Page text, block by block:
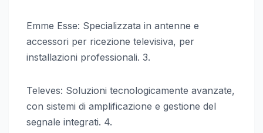
Emme Esse: Specializzata in antenne e
accessori per ricezione televisiva, per
installazioni professionali. 3.
Televes: Soluzioni tecnologicamente avanzate,
con sistemi di amplificazione e gestione del
segnale integrati. 4.